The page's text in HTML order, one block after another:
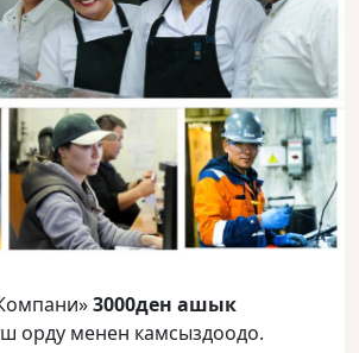
3000ден ашык
орду менен камсыздоодо.